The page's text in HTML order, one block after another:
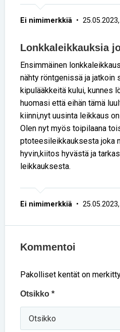
Ei nimimerkkiä •
Lonkkaleikkauksia
Ensimmäinen
nähty röntgenissä ja jatkoin
kipulääkkeitä kului, kunnes
huomasi että eihän tämä
kiinni,nyt uusinta leikkaus
Olen nyt myös toipilaana
ptoteesileikkauksesta joka
hyvin,kiitos hyvästä ja
leikkauksesta.
Ei nimimerkkiä •
Kommentoi
Pakolliset kentät on
Otsikko *